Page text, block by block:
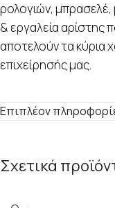
ρολογιών,
& εργαλεία αρίστης
αποτελούν τα κύρια
επιχείρησής μας.
Επιπλέον
Σχετικά